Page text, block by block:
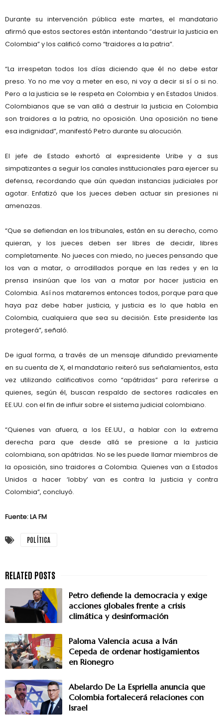
Durante su intervención pública este martes, el mandatario
afirmó que estos sectores están intentando “destruir la justicia en
Colombia” y los calificó como “traidores a la patria”.
“La irrespetan todos los días diciendo que él no debe estar
preso. Yo no me voy a meter en eso, ni voy a decir si sí o si no.
Pero a la justicia se le respeta en Colombia y en Estados Unidos.
Colombianos que se van allá a destruir la justicia en Colombia
son traidores a la patria, no oposición. Una oposición no tiene
esa indignidad”, manifestó Petro durante su alocución.
El jefe de Estado exhortó al expresidente Uribe y a sus
simpatizantes a seguir los canales institucionales para ejercer su
defensa, recordando que aún quedan instancias judiciales por
agotar. Enfatizó que los jueces deben actuar sin presiones ni
amenazas.
“Que se defiendan en los tribunales, están en su derecho, como
quieran, y los jueces deben ser libres de decidir, libres
completamente. No jueces con miedo, no jueces pensando que
los van a matar, o arrodillados porque en las redes y en la
prensa insinúan que los van a matar por hacer justicia en
Colombia. Así nos mataremos entonces todos, porque para que
haya paz debe haber justicia, y justicia es lo que habla en
Colombia, cualquiera que sea su decisión. Este presidente las
protegerá”, señaló.
De igual forma, a través de un mensaje difundido previamente
en su cuenta de X, el mandatario reiteró sus señalamientos, esta
vez utilizando calificativos como “apátridas” para referirse a
quienes, según él, buscan respaldo de sectores radicales en
EE.UU. con el fin de influir sobre el sistema judicial colombiano.
“Quienes van afuera, a los EE.UU., a hablar con la extrema
derecha para que desde allá se presione a la justicia
colombiana, son apátridas. No se les puede llamar miembros de
la oposición, sino traidores a Colombia. Quienes van a Estados
Unidos a hacer ‘lobby’ van es contra la justicia y contra
Colombia”, concluyó.
Fuente: LA FM
POLÍTICA
Petro defiende la democracia y exige
acciones globales frente a crisis
climática y desinformación
Paloma Valencia acusa a Iván
Cepeda de ordenar hostigamientos
en Rionegro
Abelardo De La Espriella anuncia que
Colombia fortalecerá relaciones con
Israel